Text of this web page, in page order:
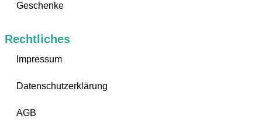
Geschenke
Rechtliches
Impressum
Datenschutzerklärung
AGB